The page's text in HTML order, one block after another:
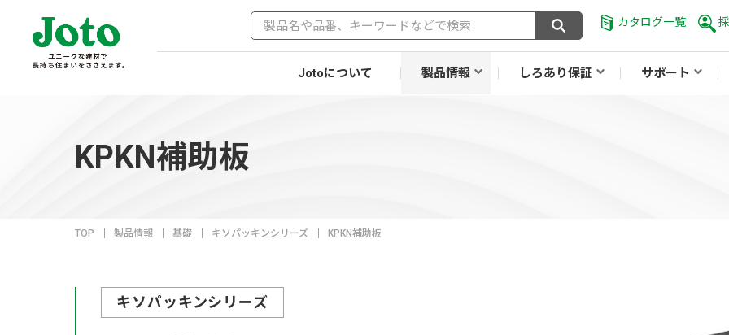
カタログ一覧
Jotoについて 製品情報 しろあり保証 サポート
KPKN補助板
TOP 製品情報 基礎 キソパッキンシリーズ KPKN補助板
キソパッキンシリーズ